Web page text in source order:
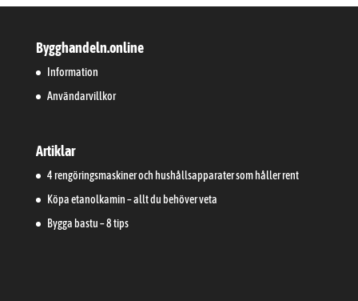
Bygghandeln.online
Information
Användarvillkor
Artiklar
4 rengöringsmaskiner och hushållsapparater som håller rent
Köpa etanolkamin – allt du behöver veta
Bygga bastu – 8 tips